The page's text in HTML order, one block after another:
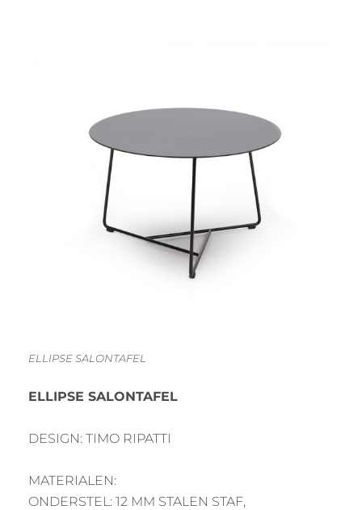
ELLIPSE SALONTAFEL
ELLIPSE SALONTAFEL
DESIGN: TIMO RIPATTI
MATERIALEN:
ONDERSTEL: 12 MM STALEN STAF,